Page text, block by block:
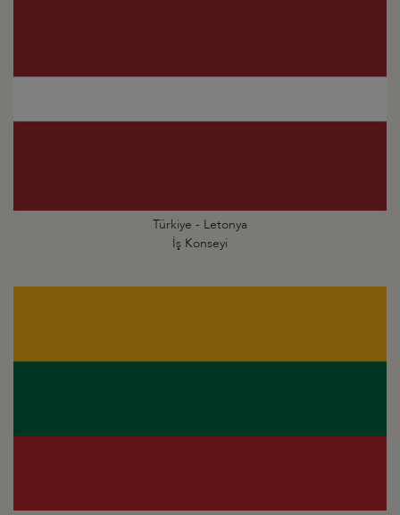
Türkiye - Letonya
İş Konseyi